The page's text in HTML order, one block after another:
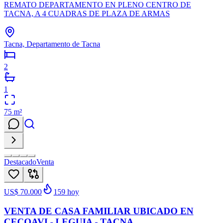
REMATO DEPARTAMENTO EN PLENO CENTRO DE
TACNA, A 4 CUADRAS DE PLAZA DE ARMAS
Tacna, Departamento de Tacna
2
1
75 m²
DestacadoVenta
US$ 70.000 159 hoy
VENTA DE CASA FAMILIAR UBICADO EN